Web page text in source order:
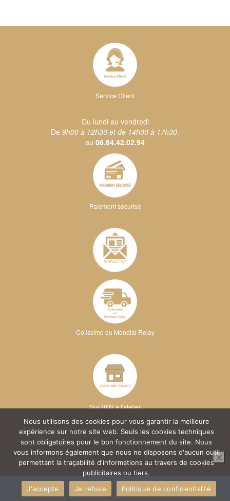
Service Client
Du lundi au vendredi
De 9h00 à 12h30 et de 14h00 à 17h30.
au 06.84.42.02.94
Paiement sécurisé
Colissimo ou Mondial Relay
Sur RDV à l'atelier
Foire Aux Questions Conditions Générales de Vente
Mentions légales
RGPD
Plan du site
© 2026 Kréa Broderie
Nous utilisons des cookies pour vous garantir la meilleure
expérience sur notre site web. Seuls les cookies techniques
sont obligatoires pour le bon fonctionnement du site. Nous
vous informons également que nous ne disposons d'aucun outil
permettant la traçabilité d'informations au travers de cookies
publicitaires ou tiers.
J'accepte
Je refuse Politique de confidentialité